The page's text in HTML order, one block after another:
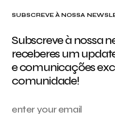
SUBSCREVE À NOSSA
Subscreve à nossa
receberes um
e comunicações
comunidade!